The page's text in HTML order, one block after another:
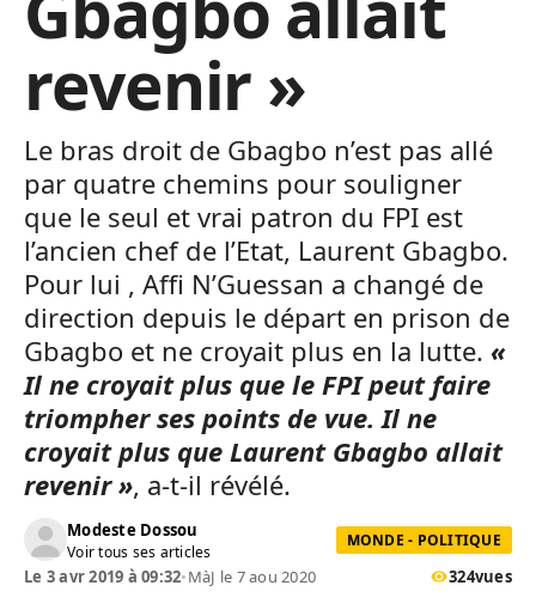
revenir »
Le bras droit de Gbagbo n’est pas allé
par quatre chemins pour souligner
que le seul et vrai patron du FPI est
l’ancien chef de l’Etat, Laurent Gbagbo.
Pour lui , Affi N’Guessan a changé de
direction depuis le départ en prison de
Gbagbo et ne croyait plus en la lutte. «
Il ne croyait plus que le FPI peut faire
triompher ses points de vue. Il ne
croyait plus que Laurent Gbagbo allait
revenir », a-t-il révélé.
Modeste Dossou
Voir tous ses articles
MONDE - POLITIQUE
Le 3 avr 2019 à 09:32•MàJ le 7 aou 2020 324vues